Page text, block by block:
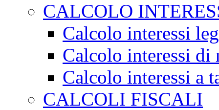
CALCOLO
Calcolo interessi
Calcolo interessi di
Calcolo interessi a
CALCOLI FISCALI